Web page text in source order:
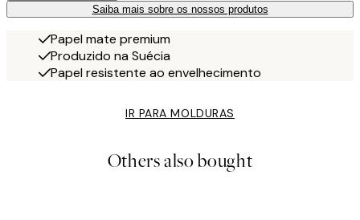
Saiba mais sobre os nossos produtos
Papel mate premium
Produzido na Suécia
Papel resistente ao envelhecimento
IR PARA MOLDURAS
Others also bought